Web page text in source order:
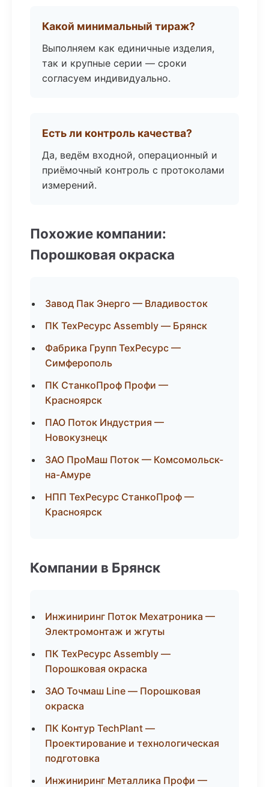
Какой минимальный тираж?
Выполняем как единичные изделия,
так и крупные серии — сроки
согласуем индивидуально.
Есть ли контроль качества?
Да, ведём входной, операционный и
приёмочный контроль с протоколами
измерений.
Похожие компании:
Порошковая окраска
Завод Пак Энерго — Владивосток
ПК ТехРесурс Assembly — Брянск
Фабрика Групп ТехРесурс —
Симферополь
ПК СтанкоПроф Профи —
Красноярск
ПАО Поток Индустрия —
Новокузнецк
ЗАО ПроМаш Поток — Комсомольск-
на-Амуре
НПП ТехРесурс СтанкоПроф —
Красноярск
Компании в Брянск
Инжиниринг Поток Мехатроника —
Электромонтаж и жгуты
ПК ТехРесурс Assembly —
Порошковая окраска
ЗАО Точмаш Line — Порошковая
окраска
ПК Контур TechPlant —
Проектирование и технологическая
подготовка
Инжиниринг Металлика Профи —